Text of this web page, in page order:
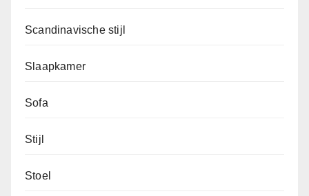
Scandinavische stijl
Slaapkamer
Sofa
Stijl
Stoel